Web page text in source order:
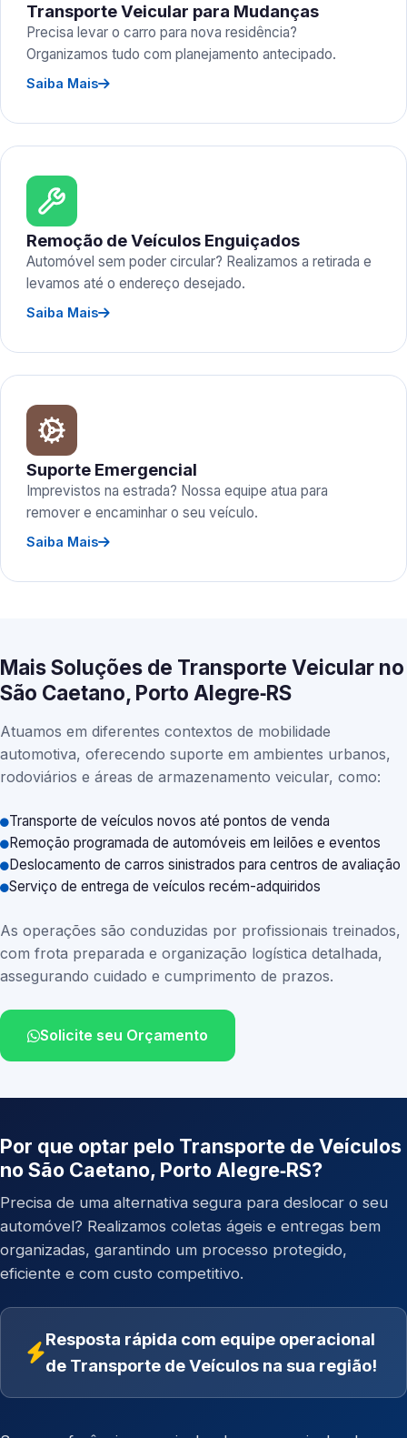
Transporte Veicular para Mudanças
Precisa levar o carro para nova residência?
Organizamos tudo com planejamento antecipado.
Saiba Mais
Remoção de Veículos Enguiçados
Automóvel sem poder circular? Realizamos a retirada e
levamos até o endereço desejado.
Saiba Mais
Suporte Emergencial
Imprevistos na estrada? Nossa equipe atua para
remover e encaminhar o seu veículo.
Saiba Mais
Mais Soluções de Transporte Veicular no
São Caetano, Porto Alegre‑RS
Atuamos em diferentes contextos de mobilidade
automotiva, oferecendo suporte em ambientes urbanos,
rodoviários e áreas de armazenamento veicular, como:
Transporte de veículos novos até pontos de venda
Remoção programada de automóveis em leilões e eventos
Deslocamento de carros sinistrados para centros de avaliação
Serviço de entrega de veículos recém-adquiridos
As operações são conduzidas por profissionais treinados,
com frota preparada e organização logística detalhada,
assegurando cuidado e cumprimento de prazos.
Solicite seu Orçamento
Por que optar pelo Transporte de Veículos
no São Caetano, Porto Alegre‑RS?
Precisa de uma alternativa segura para deslocar o seu
automóvel? Realizamos coletas ágeis e entregas bem
organizadas, garantindo um processo protegido,
eficiente e com custo competitivo.
Resposta rápida com equipe operacional
de Transporte de Veículos na sua região!